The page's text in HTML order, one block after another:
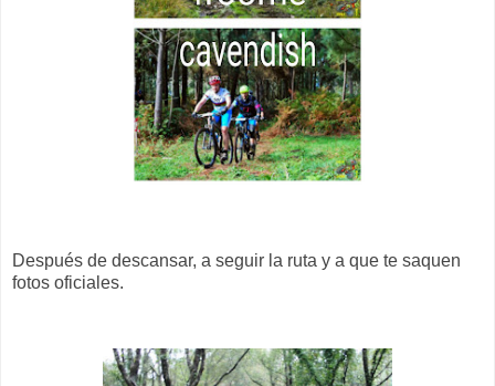
Después de descansar, a seguir la ruta y a que te saquen
fotos oficiales.